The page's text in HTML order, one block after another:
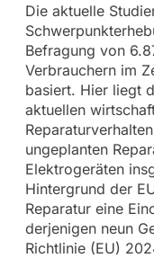
Die aktuelle
Befragung von
Verbrauchern im
basiert. Hier liegt
aktuellen
ungeplanten
Elektrogeräten
Hintergrund der
Reparatur eine
derjenigen neun
Richtlinie (EU)